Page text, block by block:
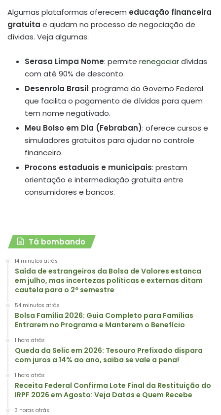
Algumas plataformas oferecem educação financeira
gratuita e ajudam no processo de negociação de
dívidas. Veja algumas:
Serasa Limpa Nome: permite renegociardívidas
com até 90% de desconto.
Desenrola Brasil: programa do Governo Federal
que facilita o pagamento de dívidas para quem
tem nome negativado.
Meu Bolso em Dia (Febraban): oferece cursos e
simuladores gratuitos para ajudar no controle
financeiro.
Procons estaduais e municipais: prestam
orientação e intermediação gratuita entre
consumidores e bancos.
Tá bombando
14 minutos atrás
Saída de estrangeiros da Bolsa de Valores estanca
em julho, mas incertezas políticas e externas ditam
cautela para o 2º semestre
54 minutos atrás
Bolsa Família 2026: Guia Completo para Famílias
Entrarem no Programa e Manterem o Benefício
1 hora atrás
Queda da Selic em 2026: Tesouro Prefixado dispara
com juros a 14% ao ano, saiba se vale a pena!
1 hora atrás
Receita Federal Confirma Lote Final da Restituição do
IRPF 2026 em Agosto: Veja Datas e Quem Recebe
3 horas atrás